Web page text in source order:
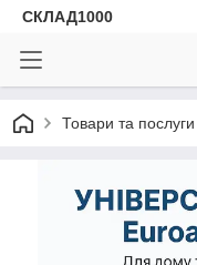
СКЛАД1000
Товари та послуги